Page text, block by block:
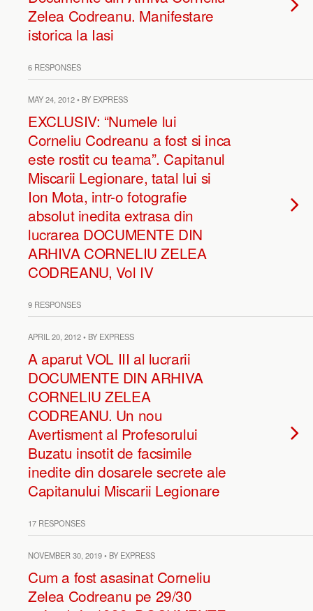
Zelea Codreanu. Manifestare
istorica la Iasi
6 RESPONSES
MAY 24, 2012 • BY EXPRESS
EXCLUSIV: “Numele lui
Corneliu Codreanu a fost si inca
este rostit cu teama”. Capitanul
Miscarii Legionare, tatal lui si
Ion Mota, intr-o fotografie
absolut inedita extrasa din
lucrarea DOCUMENTE DIN
ARHIVA CORNELIU ZELEA
CODREANU, Vol IV
9 RESPONSES
APRIL 20, 2012 • BY EXPRESS
A aparut VOL III al lucrarii
DOCUMENTE DIN ARHIVA
CORNELIU ZELEA
CODREANU. Un nou
Avertisment al Profesorului
Buzatu insotit de facsimile
inedite din dosarele secrete ale
Capitanului Miscarii Legionare
17 RESPONSES
NOVEMBER 30, 2019 • BY EXPRESS
Cum a fost asasinat Corneliu
Zelea Codreanu pe 29/30